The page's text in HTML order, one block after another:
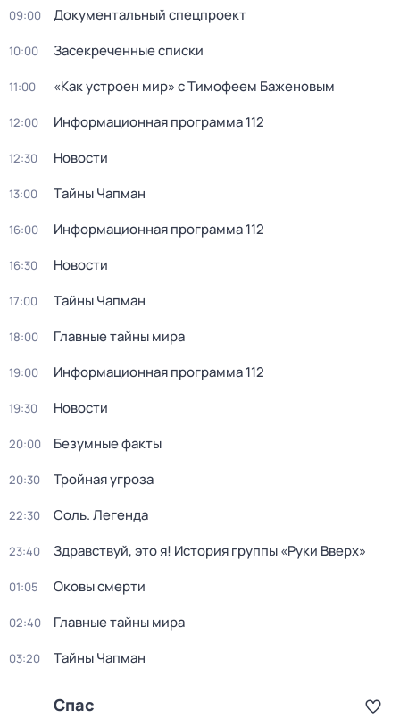
09:00 Документальный спецпроект
10:00 Зacекрeченные cписки
11:00 «Как устроен мир» с Тимофеем Баженовым
12:00 Информационная программа 112
12:30 Новости
13:00 Тaйны Чапман
16:00 Информационная программа 112
16:30 Новости
17:00 Тaйны Чапман
18:00 Главные тайны мира
19:00 Информационная программа 112
19:30 Новости
20:00 Бeзумные фaкты
20:30 Тройная угроза
22:30 Соль. Легенда
23:40 Здравствуй, это я! История группы «Руки Вверх»
01:05 Оковы смерти
02:40 Главные тайны мира
03:20 Тaйны Чапман
Спас